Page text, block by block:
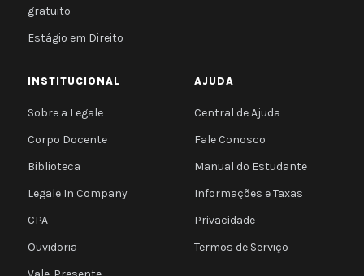
gratuito
Estágio em Direito
INSTITUCIONAL
Sobre a Legale
Corpo Docente
Biblioteca
Legale In Company
CPA
Ouvidoria
AJUDA
Central de Ajuda
Fale Conosco
Manual do Estudante
Informações e Taxas
Privacidade
Termos de Serviço